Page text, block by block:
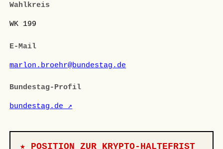
Wahlkreis
WK 199
E-Mail
marlon.broehr@bundestag.de
Bundestag-Profil
bundestag.de ↗
★ POSITION ZUR KRYPTO-HALTEFRIST